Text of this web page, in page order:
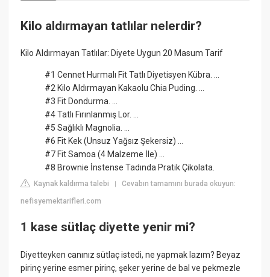
Kilo aldırmayan tatlılar nelerdir?
Kilo Aldırmayan Tatlılar: Diyete Uygun 20 Masum Tarif
#1 Cennet Hurmalı Fit Tatlı Diyetisyen Kübra. ...
#2 Kilo Aldırmayan Kakaolu Chia Puding. ...
#3 Fit Dondurma. ...
#4 Tatlı Fırınlanmış Lor. ...
#5 Sağlıklı Magnolia. ...
#6 Fit Kek (Unsuz Yağsız Şekersiz) ...
#7 Fit Samoa (4 Malzeme İle) ...
#8 Brownie İnstense Tadında Pratik Çikolata.
Kaynak kaldırma talebi |Cevabın tamamını burada okuyun:
nefisyemektarifleri.com
1 kase sütlaç diyette yenir mi?
Diyetteyken canınız sütlaç istedi, ne yapmak lazım? Beyaz
pirinç yerine esmer pirinç, şeker yerine de bal ve pekmezle